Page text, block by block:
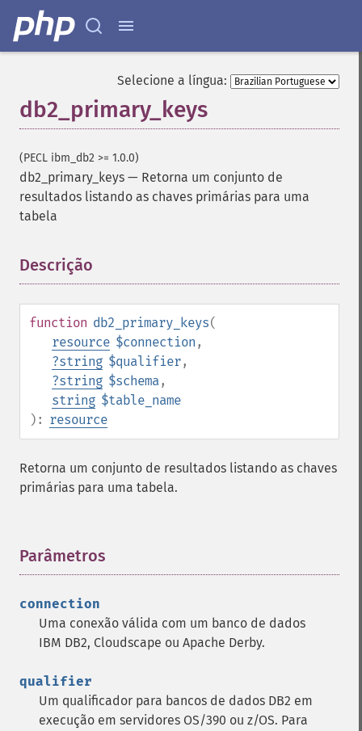
Selecione a língua:
db2_primary_keys
(PECL ibm_db2 >= 1.0.0)
db2_primary_keys — Retorna um conjunto de
resultados listando as chaves primárias para uma
tabela
Descrição
function db2_primary_keys(
resource $connection ,
?string $qualifier,
?string $schema,
string $table_name
): resource
Retorna um conjunto de resultados listando as chaves
primárias para uma tabela.
Parâmetros
connection
Uma conexão válida com um banco de dados
IBM DB2, Cloudscape ou Apache Derby.
qualifier
Um qualificador para bancos de dados DB2 em
execução em servidores OS/390 ou z/OS. Para